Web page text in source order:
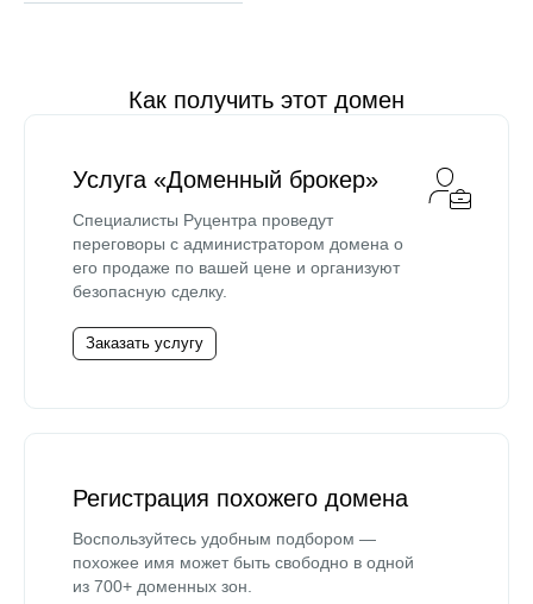
Как получить этот домен
Услуга «Доменный брокер»
Специалисты Руцентра проведут
переговоры с администратором домена о
его продаже по вашей цене и организуют
безопасную сделку.
Заказать услугу
Регистрация похожего домена
Воспользуйтесь удобным подбором —
похожее имя может быть свободно в одной
из 700+ доменных зон.